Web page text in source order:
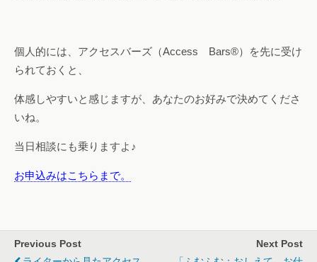
個人的には、アクセスバーズ（Access Bars®）を先に受け
られておくと、
体感しやすいと感じますが、あなたのお好みで決めてくださ
いね。
当日相談にも乗りますよ♪
お申込みはこちらまで。
Previous Post
Next Post